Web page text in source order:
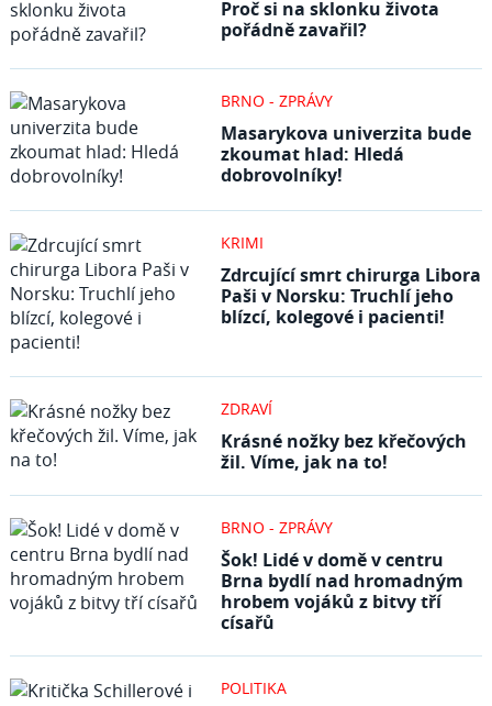
Proč si na sklonku života
pořádně zavařil?
BRNO - ZPRÁVY
Masarykova univerzita bude
zkoumat hlad: Hledá
dobrovolníky!
KRIMI
Zdrcující smrt chirurga Libora
Paši v Norsku: Truchlí jeho
blízcí, kolegové i pacienti!
ZDRAVÍ
Krásné nožky bez křečových
žil. Víme, jak na to!
BRNO - ZPRÁVY
Šok! Lidé v domě v centru
Brna bydlí nad hromadným
hrobem vojáků z bitvy tří
císařů
POLITIKA